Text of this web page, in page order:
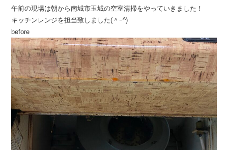
午前の現場は朝から南城市玉城の空室清掃をやっていきました！
キッチンレンジを担当致しました(＾ｰ^)
before